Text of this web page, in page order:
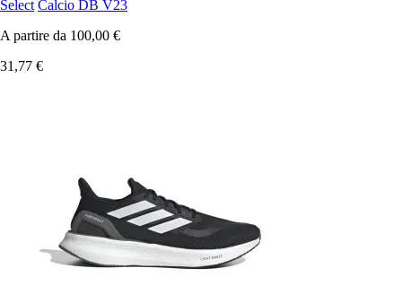
Select Calcio DB V23
A partire da 100,00 €
31,77 €